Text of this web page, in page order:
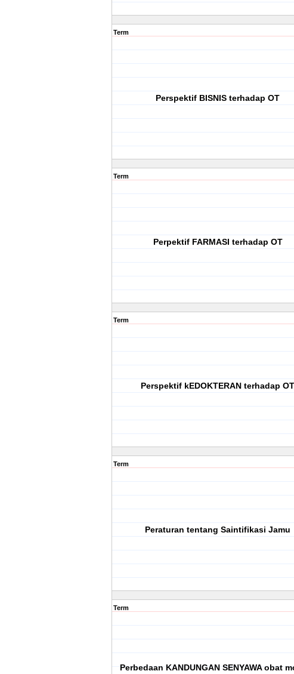
Term
Perspektif BISNIS terhadap OT
Term
Perpektif FARMASI terhadap OT
Term
Perspektif kEDOKTERAN terhadap OT
Term
Peraturan tentang Saintifikasi Jamu
Term
Perbedaan KANDUNGAN SENYAWA obat